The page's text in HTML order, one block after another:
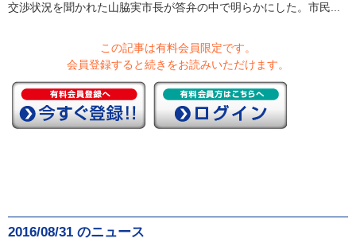
交渉状況を聞かれた山脇実市長が答弁の中で明らかにした。市民...
この記事は有料会員限定です。
会員登録すると続きをお読みいただけます。
2016/08/31 のニュース